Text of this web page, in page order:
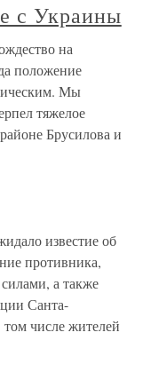
с Украины
на
положение
Мы
тяжелое
Брусилова и
известие об
противника,
а также
Санта-
том числе жителей